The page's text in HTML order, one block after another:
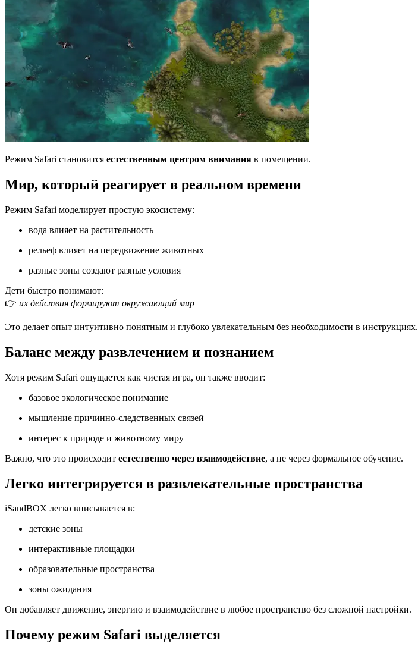
Режим Safari становится естественным центром внимания в помещении.
Мир, который реагирует в реальном времени
Режим Safari моделирует простую экосистему:
вода влияет на растительность
рельеф влияет на передвижение животных
разные зоны создают разные условия
Дети быстро понимают:
👉 их действия формируют окружающий мир
Это делает опыт интуитивно понятным и глубоко увлекательным без необходимости в инструкциях.
Баланс между развлечением и познанием
Хотя режим Safari ощущается как чистая игра, он также вводит:
базовое экологическое понимание
мышление причинно-следственных связей
интерес к природе и животному миру
Важно, что это происходит естественно через взаимодействие, а не через формальное обучение.
Легко интегрируется в развлекательные пространства
iSandBOX легко вписывается в:
детские зоны
интерактивные площадки
образовательные пространства
зоны ожидания
Он добавляет движение, энергию и взаимодействие в любое пространство без сложной настройки.
Почему режим Safari выделяется